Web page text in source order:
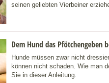
seinen geliebten Vierbeiner
Dem Hund das Pfötchengeben
Hunde müssen zwar nicht
können nicht schaden. Wie man
Sie in dieser Anleitung.